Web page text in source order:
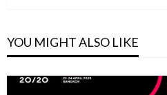
YOU MIGHT ALSO LIKE